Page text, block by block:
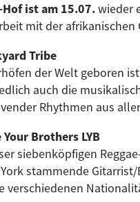
ist am 15.07.wieder
mit der
Tribe
der Welt geboren
auch die
Rhythmen aus
Brothers LYB
siebenköpfigen
stammende
verschiedenen